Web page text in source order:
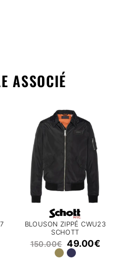
ASSOCIÉ
BLOUSON ZIPPÉ CWU23
SCHOTT
150.00€ 49.00€